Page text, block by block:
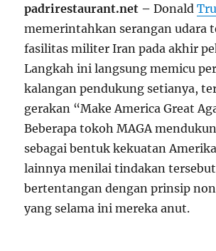
padrirestaurant.net – Donald
memerintahkan serangan udara
fasilitas militer Iran pada akhir
Langkah ini langsung memicu
kalangan pendukung setianya,
gerakan “Make America Great
Beberapa tokoh MAGA
sebagai bentuk kekuatan
lainnya menilai tindakan tersebut
bertentangan dengan prinsip
yang selama ini mereka anut.